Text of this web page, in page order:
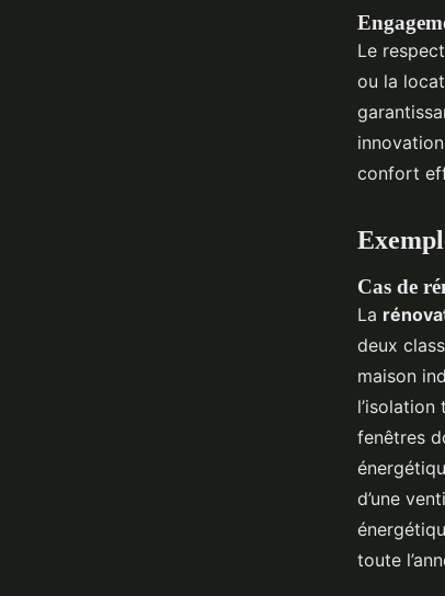
Le
ou la
confort
Cas de
La
deux
maison
fenêtres
d’une
toute